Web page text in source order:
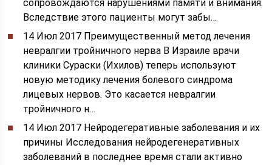
сопровождаются нарушениями памяти и внимания.
Вследствие этого пациенты могут забы…
14 Июл 2017 Преимущественный метод лечения
невралгии тройничного нерва В Израиле врачи
клиники Сураски (Ихилов) теперь используют
новую методику лечения болевого синдрома
лицевых нервов. Это касается невралгии
тройничного н…
14 Июл 2017 Нейродегеративные заболевания и их
причины Исследования нейродегенеративных
заболеваний в последнее время стали активно